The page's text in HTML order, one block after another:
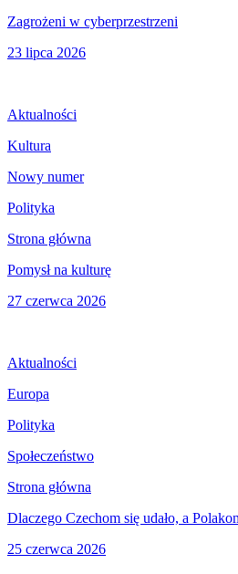
Zagrożeni w cyberprzestrzeni
23 lipca 2026
Aktualności
Kultura
Nowy numer
Polityka
Strona główna
Pomysł na kulturę
27 czerwca 2026
Aktualności
Europa
Polityka
Społeczeństwo
Strona główna
Dlaczego Czechom się udało, a
25 czerwca 2026